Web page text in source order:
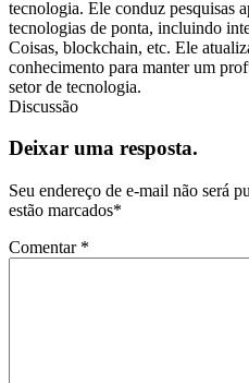
tecnologia. Ele conduz pesquisas
tecnologias de ponta, incluindo
Coisas, blockchain, etc. Ele
conhecimento para manter um
setor de tecnologia.
Discussão
Deixar uma resposta.
Seu endereço de e-mail não será
estão marcados*
Comentar *